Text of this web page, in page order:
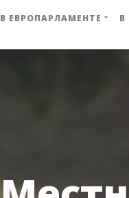
В ЕВРОПАРЛАМЕНТЕ В